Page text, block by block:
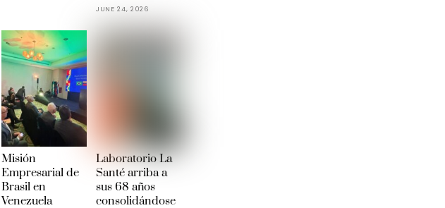
JUNE 24, 2026
Misión
Empresarial de
Brasil en
Venezuela
Laboratorio La
Santé arriba a
sus 68 años
consolidándose